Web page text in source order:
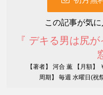
この記事が気
『 デキる男は尻
【著者】 河合 薫 【月額
周期】 毎週 水曜日(祝